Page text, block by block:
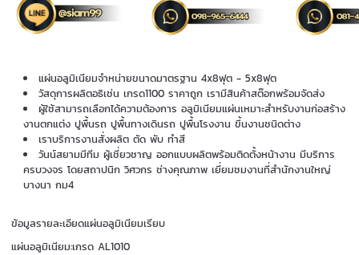
แผ่นอลูมิเนียมจำหน่ายขนาดมาตรฐาน 4x8ฟุต - 5x8ฟุต
วัสดุการผลิตอธิเช่น เกรด1100 ราคาถูก เรามีสินค้าสต๊อกพร้อมจัดส่ง
ผู้ใช้สามารถเลือกได้ความต้องการ อลูมิเนียมแผ่นเหมาะสำหรับงานก่อสร้าง
งานตกแต่ง ปูพื้นรถ ปูพื้นทางเดินรถ ปูพื้นโรงงาน ขึ้นงานชนิดต่าง
เราบริการงานสั่งผลิต ตัด พับ ทำสี
วันน์สยามมีทีม ผู้เชี่ยวชาญ ออกแบบผลิตพร้อมติดตั้งหน้างาน มีบริการ
ครบวงจร โดยสถาปนิก วิศวกร ช่างคุณภาพ เยี่ยมชมงานที่สำนักงานใหญ่
บางนา กม4
ข้อมูลรายละเอียดแผ่นอลูมิเนียมเรียบ
แผ่นอลูมิเนียม:เกรด AL1010